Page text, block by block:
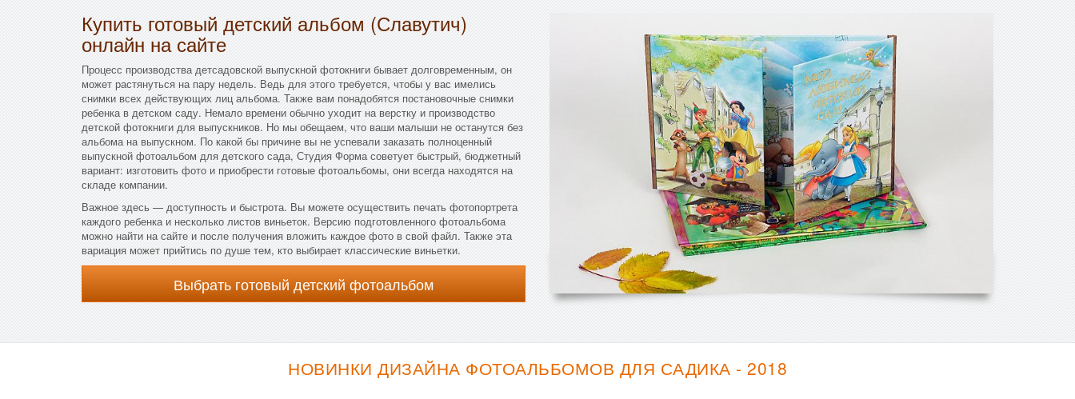
Купить готовый детский альбом (Славутич)
онлайн на сайте
Процесс производства детсадовской выпускной фотокниги бывает долговременным, он
может растянуться на пару недель. Ведь для этого требуется, чтобы у вас имелись
снимки всех действующих лиц альбома. Также вам понадобятся постановочные снимки
ребенка в детском саду. Немало времени обычно уходит на верстку и производство
детской фотокниги для выпускников. Но мы обещаем, что ваши малыши не останутся без
альбома на выпускном. По какой бы причине вы не успевали заказать полноценный
выпускной фотоальбом для детского сада, Студия Форма советует быстрый, бюджетный
вариант: изготовить фото и приобрести готовые фотоальбомы, они всегда находятся на
складе компании.
Важное здесь — доступность и быстрота. Вы можете осуществить печать фотопортрета
каждого ребенка и несколько листов виньеток. Версию подготовленного фотоальбома
можно найти на сайте и после получения вложить каждое фото в свой файл. Также эта
вариация может прийтись по душе тем, кто выбирает классические виньетки.
Выбрать готовый детский фотоальбом
НОВИНКИ ДИЗАЙНА ФОТОАЛЬБОМОВ ДЛЯ САДИКА - 2018